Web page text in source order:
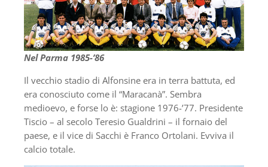
Nel Parma 1985-’86
Il vecchio stadio di Alfonsine era in terra battuta, ed
era conosciuto come il “Maracanà”. Sembra
medioevo, e forse lo è: stagione 1976-’77. Presidente
Tiscio – al secolo Teresio Gualdrini – il fornaio del
paese, e il vice di Sacchi è Franco Ortolani. Evviva il
calcio totale.